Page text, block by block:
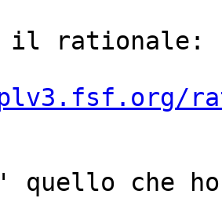
il rationale:
quello che